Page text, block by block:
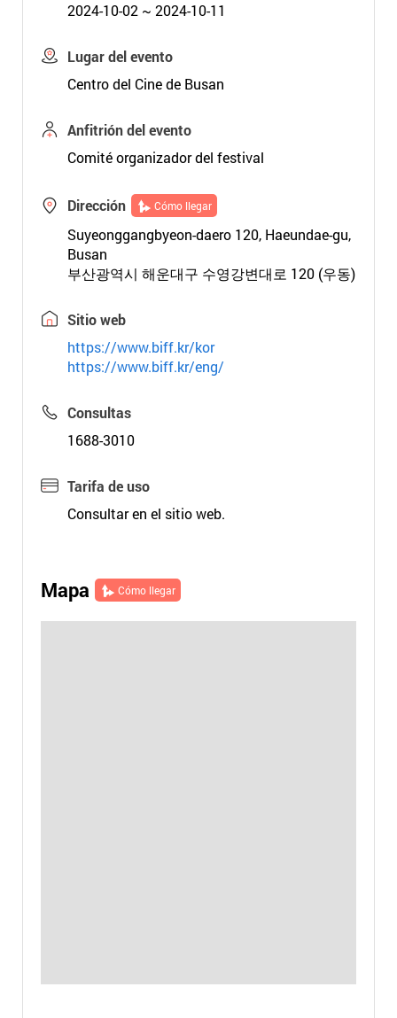
2024-10-02 ~ 2024-10-11
Lugar del evento
Centro del Cine de Busan
Anfitrión del evento
Comité organizador del festival
Dirección Cómo llegar
Suyeonggangbyeon-daero 120, Haeundae-gu,
Busan
부산광역시 해운대구 수영강변대로 120 (우동)
Sitio web
https://www.biff.kr/kor
https://www.biff.kr/eng/
Consultas
1688-3010
Tarifa de uso
Consultar en el sitio web.
Mapa Cómo llegar